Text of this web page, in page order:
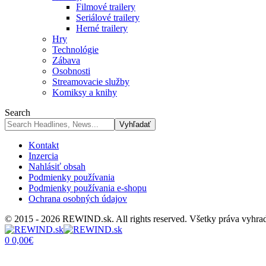
Filmové trailery
Seriálové trailery
Herné trailery
Hry
Technológie
Zábava
Osobnosti
Streamovacie služby
Komiksy a knihy
Search
Kontakt
Inzercia
Nahlásiť obsah
Podmienky používania
Podmienky používania e-shopu
Ochrana osobných údajov
© 2015 - 2026 REWIND.sk. All rights reserved. Všetky práva
0 0,00€